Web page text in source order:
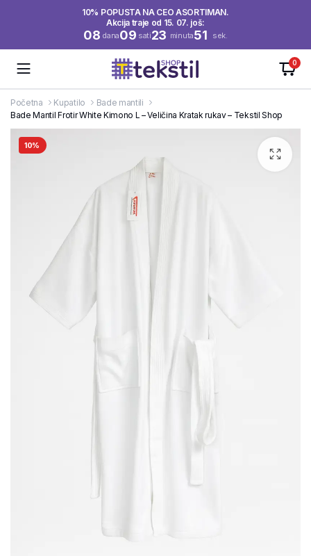
10% POPUSTA NA CEO ASORTIMAN.
Akcija traje od 15. 07. još:
08 dana09 sati23 minuta51 sek.
0
Početna Kupatilo
Bade mantili
Bade Mantil Frotir White Kimono L – Veličina Kratak rukav – Tekstil Shop
10%